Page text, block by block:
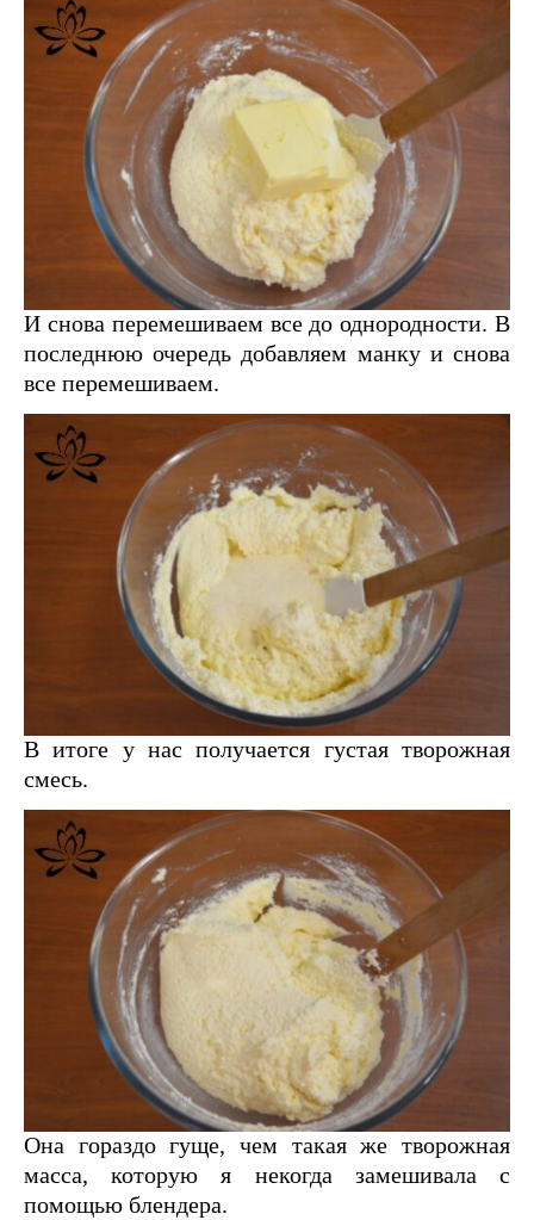
И снова перемешиваем все до однородности. В
последнюю очередь добавляем манку и снова
все перемешиваем.
В итоге у нас получается густая творожная
смесь.
Она гораздо гуще, чем такая же творожная
масса, которую я некогда замешивала с
помощью блендера.